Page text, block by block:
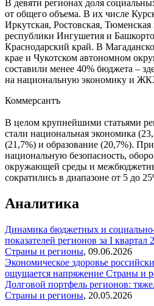
В девяти регионах доля
от общего объема. В их числе
Иркутская, Ростовская, Тюменская
республики Ингушетия и
Краснодарский край. В
крае и Чукотском автономном
составили менее 40% бюджета –
на национальную экономику и
Коммерсантъ
В целом крупнейшими статьями
стали национальная экономика
(21,7%) и образование (20,7%).
национальную безопасность,
окружающей среды и
сократились в диапазоне от 5 до
Аналитика
Динамика бюджетных и
показателей регионов за I квартал
Страны и регионы, 09.06.2026
Экономическое здоровье
ощущается напряжение Страны и
Долговой портфель регионов:
Страны и регионы, 20.05.2026